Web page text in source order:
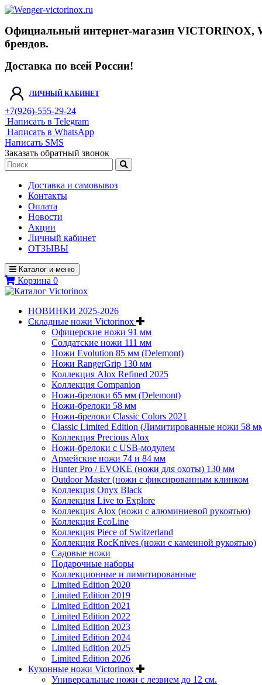
Официальный интернет-магазин VICTORINOX,
брендов.
Доставка по всей России!
ЛИЧНЫЙ КАБИНЕТ
+7(926)-555-29-24
Написать в Telegram
Написать в WhatsApp
Написать SMS
Заказать обратный звонок
Доставка и самовывоз
Контакты
Оплата
Новости
Акции
Личный кабинет
ОТЗЫВЫ
Каталог и меню
Корзина 0
НОВИНКИ 2025-2026
Складные ножи Victorinox
Офицерские ножи 91 мм
Солдатские ножи 111 мм
Ножи Evolution 85 мм (Delemont)
Ножи RangerGrip 130 мм
Коллекция Alox Refined 2025
Коллекция Companion
Ножи-брелоки 65 мм (Delemont)
Ножи-брелоки 58 мм
Ножи-брелоки Classic Colors 2021
Classic Limited Edition (Лимитированные ножи 58
Коллекция Precious Alox
Ножи-брелоки с USB-модулем
Армейские ножи 74 и 84 мм
Hunter Pro / EVOKE (ножи для охоты) 130 мм
Outdoor Master (ножи с фиксированным клинком
Коллекция Onyx Black
Коллекция Live to Explore
Коллекция Alox (ножи с алюминиевой рукоятью)
Коллекция EcoLine
Коллекция Piece of Switzerland
Коллекция RocKnives (ножи с каменной рукоятью)
Садовые ножи
Подарочные наборы
Коллекционные и лимитированные
Limited Edition 2020
Limited Edition 2019
Limited Edition 2021
Limited Edition 2022
Limited Edition 2023
Limited Edition 2024
Limited Edition 2025
Limited Edition 2026
Кухонные ножи Victorinox
Универсальные ножи с лезвием до 12 см.